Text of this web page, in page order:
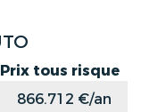
Prix tous risque
866.712 €/an